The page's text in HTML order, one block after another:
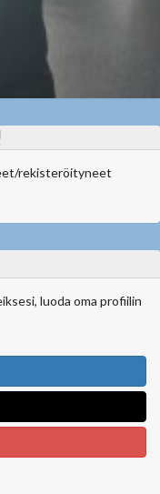
rekisteröityneet
luoda oma profiilin